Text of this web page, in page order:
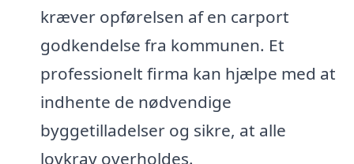
kræver opførelsen af en carport
godkendelse fra kommunen. Et
professionelt firma kan hjælpe med at
indhente de nødvendige
byggetilladelser og sikre, at alle
lovkrav overholdes.